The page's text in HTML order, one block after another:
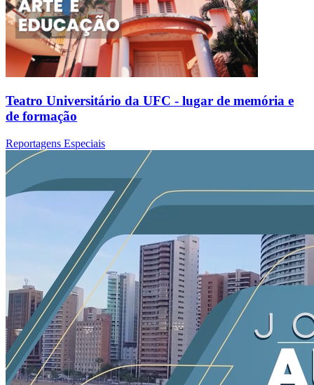
Teatro Universitário da UFC - lugar de memória e
de formação
Reportagens Especiais